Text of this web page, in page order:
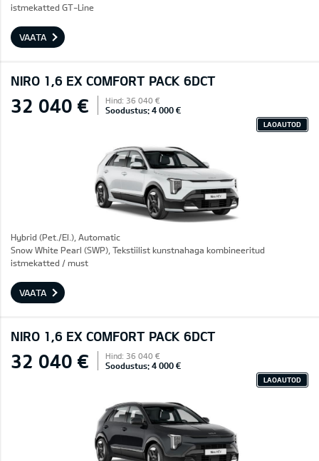
istmekatted GT-Line
VAATA
NIRO 1,6 EX COMFORT PACK 6DCT
32 040 € Hind: 36 040 €
Soodustus: 4 000 €
LAOAUTOD
Hybrid (Pet./El.), Automatic
Snow White Pearl (SWP), Tekstiilist kunstnahaga kombineeritud
istmekatted / must
VAATA
NIRO 1,6 EX COMFORT PACK 6DCT
32 040 € Hind: 36 040 €
Soodustus: 4 000 €
LAOAUTOD